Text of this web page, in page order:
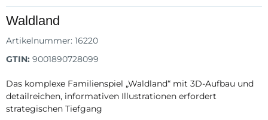
Waldland
Artikelnummer: 16220
GTIN: 9001890728099
Das komplexe Familienspiel „Waldland“ mit 3D-Aufbau und
detailreichen, informativen Illustrationen erfordert
strategischen Tiefgang